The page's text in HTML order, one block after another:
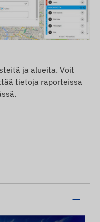
ja alueita. Voit
tietoja raporteissa